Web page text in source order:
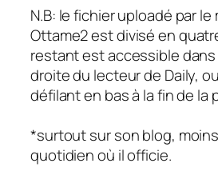
N.B: le fichier uploadé par le
Ottame2 est divisé en
restant est accessible
droite du lecteur de Daily,
défilant en bas à la fin de la
*surtout sur son blog,
quotidien où il officie.